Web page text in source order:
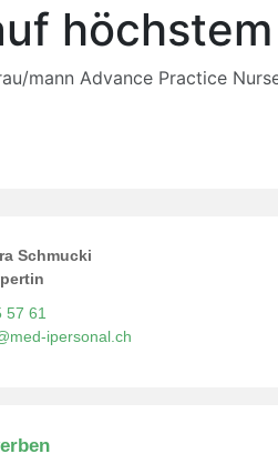
mann Advance Practice
Schmucki
57 61
ipersonal.ch